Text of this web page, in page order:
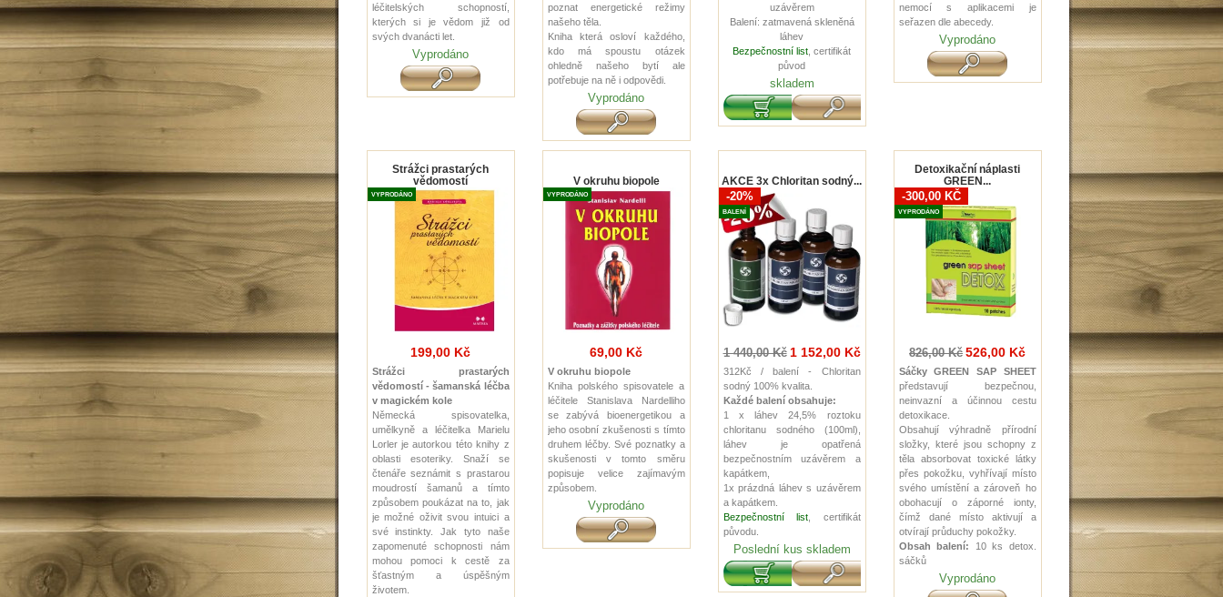
léčitelských schopností,
kterých si je vědom již od
svých dvanácti let.
Vyprodáno
poznat energetické režimy
našeho těla.
Kniha která osloví každého,
kdo má spoustu otázek
ohledně našeho bytí ale
potřebuje na ně i odpovědi.
Vyprodáno
uzávěrem
Balení: zatmavená skleněná
láhev
Bezpečnostní list , certifikát
původ
skladem
nemocí s aplikacemi je
seřazen dle abecedy.
Vyprodáno
Strážci prastarých
vědomostí
VYPRODÁNO
199,00 Kč
Strážci prastarých
vědomostí - šamanská léčba
v magickém kole
Německá spisovatelka,
umělkyně a léčitelka Marielu
Lorler je autorkou této knihy z
oblasti esoteriky. Snaží se
čtenáře seznámit s prastarou
moudrostí šamanů a tímto
způsobem poukázat na to, jak
je možné oživit svou intuici a
své instinkty. Jak tyto naše
zapomenuté schopnosti nám
mohou pomoci k cestě za
šťastným a úspěšným
životem.
V okruhu biopole
VYPRODÁNO
69,00 Kč
V okruhu biopole
Kniha polského spisovatele a
léčitele Stanislava Nardelliho
se zabývá bioenergetikou a
jeho osobní zkušenosti s tímto
druhem léčby. Své poznatky a
skušenosti v tomto směru
popisuje velice zajímavým
způsobem.
Vyprodáno
AKCE 3x Chloritan sodný...
-20%
BALENÍ
1 440,00 Kč 1 152,00 Kč
312Kč / balení - Chloritan
sodný 100% kvalita.
Každé balení obsahuje:
1 x láhev 24,5% roztoku
chloritanu sodného (100ml),
láhev je opatřená
bezpečnostním uzávěrem a
kapátkem,
1x prázdná láhev s uzávěrem
a kapátkem.
Bezpečnostní list, certifikát
původu.
Poslední kus skladem
Detoxikační náplasti
GREEN...
-300,00 KČ
VYPRODÁNO
826,00 Kč 526,00 Kč
Sáčky GREEN SAP SHEET
představují bezpečnou,
neinvazní a účinnou cestu
detoxikace.
Obsahují výhradně přírodní
složky, které jsou schopny z
těla absorbovat toxické látky
přes pokožku, vyhřívají místo
svého umístění a zároveň ho
obohacují o záporné ionty,
čímž dané místo aktivují a
otvírají průduchy pokožky.
Obsah balení: 10 ks detox.
sáčků
Vyprodáno